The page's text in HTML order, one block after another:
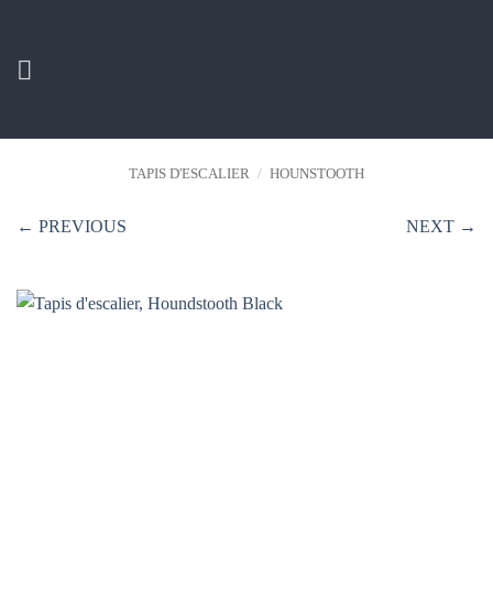
contenu
TAPIS D'ESCALIER / HOUNSTOOTH
← PREVIOUS NEXT →